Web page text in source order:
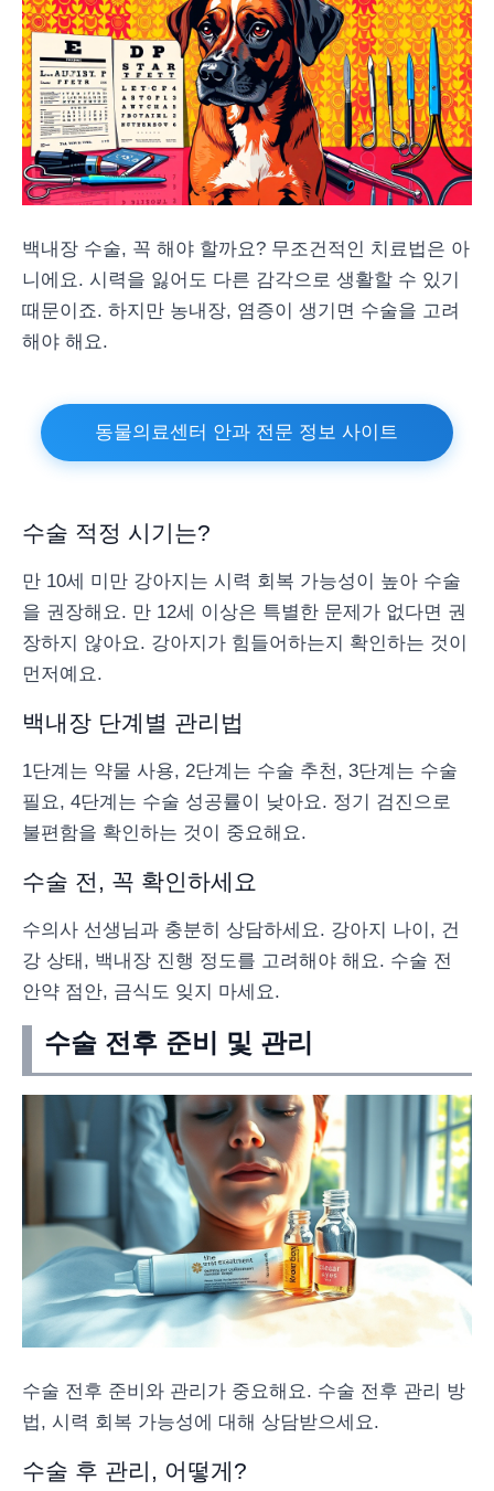
백내장 수술, 꼭 해야 할까요? 무조건적인 치료법은 아
니에요. 시력을 잃어도 다른 감각으로 생활할 수 있기
때문이죠. 하지만 농내장, 염증이 생기면 수술을 고려
해야 해요.
동물의료센터 안과 전문 정보 사이트
수술 적정 시기는?
만 10세 미만 강아지는 시력 회복 가능성이 높아 수술
을 권장해요. 만 12세 이상은 특별한 문제가 없다면 권
장하지 않아요. 강아지가 힘들어하는지 확인하는 것이
먼저예요.
백내장 단계별 관리법
1단계는 약물 사용, 2단계는 수술 추천, 3단계는 수술
필요, 4단계는 수술 성공률이 낮아요. 정기 검진으로
불편함을 확인하는 것이 중요해요.
수술 전, 꼭 확인하세요
수의사 선생님과 충분히 상담하세요. 강아지 나이, 건
강 상태, 백내장 진행 정도를 고려해야 해요. 수술 전
안약 점안, 금식도 잊지 마세요.
수술 전후 준비 및 관리
수술 전후 준비와 관리가 중요해요. 수술 전후 관리 방
법, 시력 회복 가능성에 대해 상담받으세요.
수술 후 관리, 어떻게?